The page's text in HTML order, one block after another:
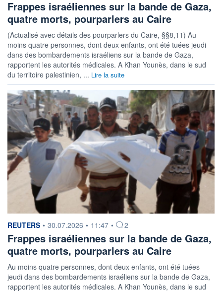
Frappes israéliennes sur la bande de Gaza,
quatre morts, pourparlers au Caire
(Actualisé avec détails des pourparlers du Caire, §§8,11) Au
moins quatre personnes, dont deux enfants, ont été tuées jeudi
dans des bombardements israéliens sur la bande de Gaza,
rapportent les autorités médicales. A Khan Younès, dans le sud
du territoire palestinien, ... Lire la suite
information fournie par
REUTERS • 30.07.2026 • 11:47 • 2
Frappes israéliennes sur la bande de Gaza,
quatre morts, pourparlers au Caire
Au moins quatre personnes, ‌dont deux enfants, ont été tuées
jeudi dans des bombardements israéliens sur la bande ​de Gaza,
rapportent les autorités médicales. A Khan Younès, dans le sud